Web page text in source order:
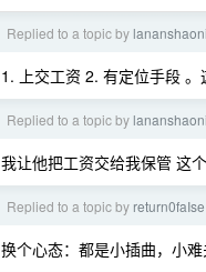
Replied to a topic by
1. 上交工资 2. 有定位手段
Replied to a topic by
我让他把工资交给我保管 这
Replied to a topic by return0faIse
换个心态：都是小插曲，小